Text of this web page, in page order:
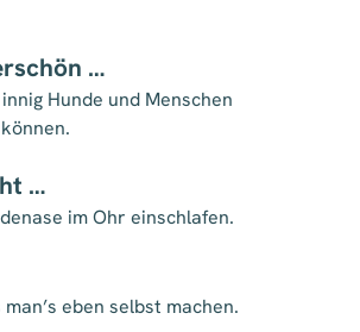
…
Hunde und Menschen
…
im Ohr einschlafen.
eben selbst machen.